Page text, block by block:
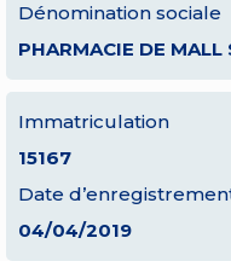
Dénomination sociale
PHARMACIE DE MALL
Immatriculation
15167
Date
04/04/2019